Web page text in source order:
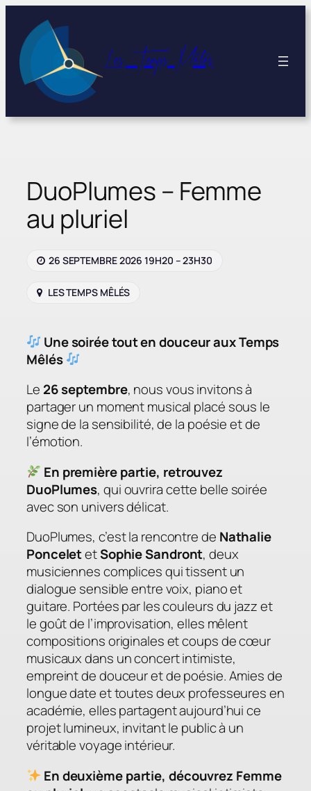
contenu
Les Temps Mêlés
DuoPlumes – Femme
au pluriel
26 SEPTEMBRE 2026 19H20 – 23H30
LES TEMPS MÊLÉS
Une soirée tout en douceur aux Temps
Mêlés
Le 26 septembre, nous vous invitons à
partager un moment musical placé sous le
signe de la sensibilité, de la poésie et de
l’émotion.
En première partie, retrouvez
DuoPlumes, qui ouvrira cette belle soirée
avec son univers délicat.
DuoPlumes, c’est la rencontre de Nathalie
PonceletetSophie Sandront, deux
musiciennes complices qui tissent un
dialogue sensible entre voix, piano et
guitare. Portées par les couleurs du jazz et
le goût de l’improvisation, elles mêlent
compositions originales et coups de cœur
musicaux dans un concert intimiste,
empreint de douceur et de poésie. Amies de
longue date et toutes deux professeures en
académie, elles partagent aujourd’hui ce
projet lumineux, invitant le public à un
véritable voyage intérieur.
En deuxième partie, découvrez Femme